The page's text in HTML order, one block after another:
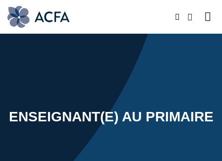
ENSEIGNANT(E) AU PRIMAIRE